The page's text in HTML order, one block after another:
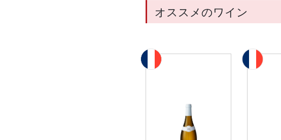
オススメのワイン